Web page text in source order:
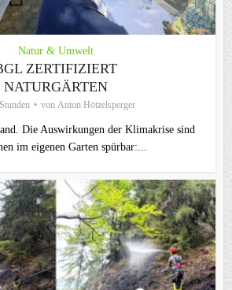
Natur & Umwelt
ZERTIFIZIERT
NATURGÄRTEN
von Anton Hötzelsperger
Die Auswirkungen der Klimakrise sind
im eigenen Garten spürbar:...